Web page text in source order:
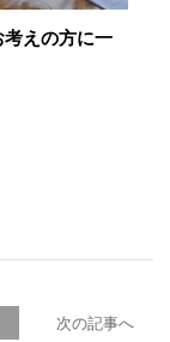
えの方に一
次の記事へ